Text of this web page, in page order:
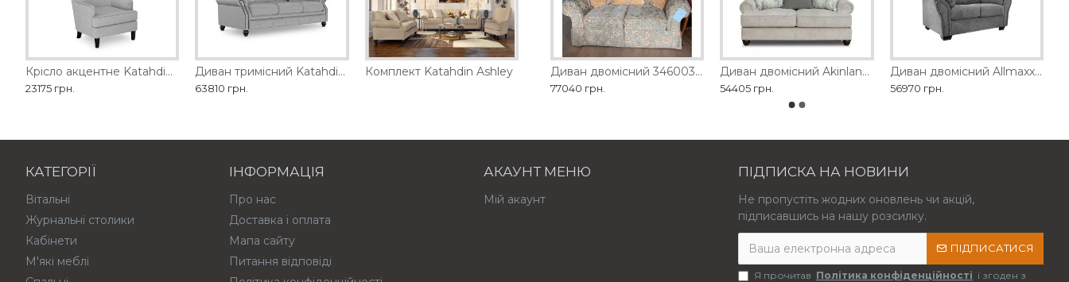
Крісло акцентне Katahdin Ashley
23175 грн.
Диван тримісний Katahdin Ashley
63810 грн.
Комплект Katahdin Ashley
Диван SEDA MOBILARIO
179370 грн.
Диван двомісний 1428-2D
114840 грн.
Диван двомісний 1461-2D Диван двомісний 3460035 Ashley
77040 грн.
Диван двомісний Akinlane Ashley
54405 грн.
Диван двомісний Allmaxx Ashley
56970 грн.
КАТЕГОРІЇ
Вітальні
Журнальні столики
Кабінети
М'які меблі
ІНФОРМАЦІЯ
Про нас
Доставка і оплата
Мапа сайту
Питання відповіді
АКАУНТ МЕНЮ
Мій акаунт
ПІДПИСКА НА НОВИНИ
Не пропустіть жодних оновлень чи акцій,
підписавшись на нашу розсилку.
ПІДПИСАТИСЯ
Я прочитав Політика конфіденційності і згоден з